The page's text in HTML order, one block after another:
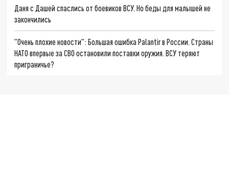
Даня с Дашей спаслись от боевиков ВСУ. Но беды для малышей не
закончились
"Очень плохие новости": Большая ошибка Palantir в России. Страны
НАТО впервые за СВО остановили поставки оружия. ВСУ теряют
приграничье?